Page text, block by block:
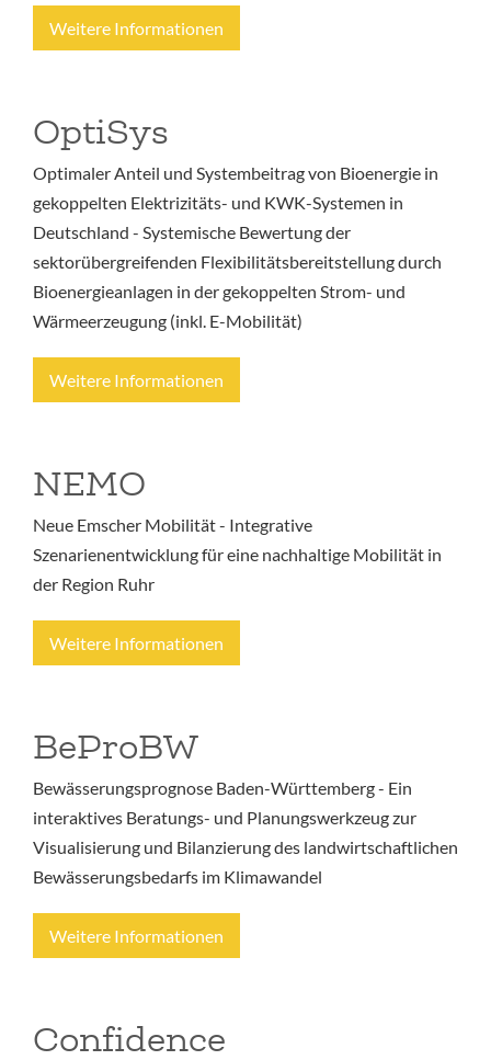
Weitere Informationen
OptiSys
Optimaler Anteil und Systembeitrag von Bioenergie in
gekoppelten Elektrizitäts- und KWK-Systemen in
Deutschland - Systemische Bewertung der
sektorübergreifenden Flexibilitätsbereitstellung durch
Bioenergieanlagen in der gekoppelten Strom- und
Wärmeerzeugung (inkl. E-Mobilität)
Weitere Informationen
NEMO
Neue Emscher Mobilität - Integrative
Szenarienentwicklung für eine nachhaltige Mobilität in
der Region Ruhr
Weitere Informationen
BeProBW
Bewässerungsprognose Baden-Württemberg - Ein
interaktives Beratungs- und Planungswerkzeug zur
Visualisierung und Bilanzierung des landwirtschaftlichen
Bewässerungsbedarfs im Klimawandel
Weitere Informationen
Confidence